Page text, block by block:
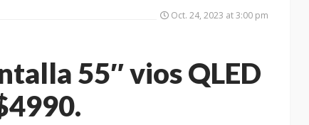
Oct. 24, 2023 at 3:00 pm
55″ vios QLED